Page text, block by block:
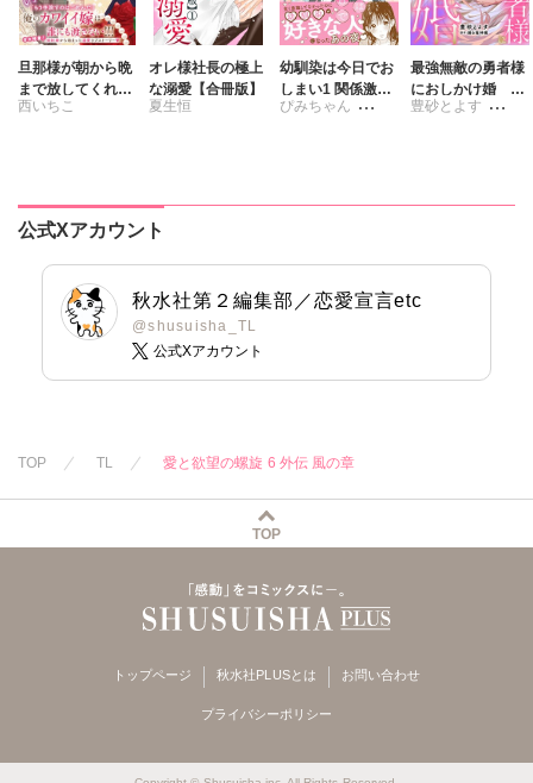
旦那様が朝から晩
まで放してくれな
いⅧ エッチで甘い
西いちこ
オレ様社長の極上
な溺愛【合冊版】
夏生恒
幼馴染は今日でお
しまい1 関係激
変。仲良し男子が
ぴみちゃん
最強無敵の勇者様
におしかけ婚 義
実家に搾取されて
豊砂とよす
公式Xアカウント
秋水社第２編集部／恋愛宣言etc
@shusuisha_TL
公式Xアカウント
TOP TL 愛と欲望の螺旋 6 外伝 風の章
TOP
トップページ 秋水社PLUSとは お問い合わせ
プライバシーポリシー